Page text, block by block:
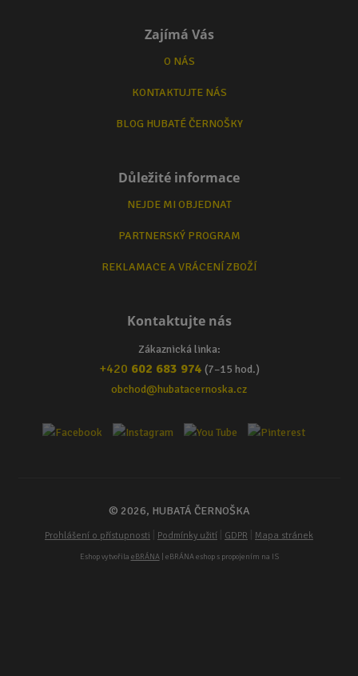
Zajímá Vás
O NÁS
KONTAKTUJTE NÁS
BLOG HUBATÉ ČERNOŠKY
Důležité informace
NEJDE MI OBJEDNAT
PARTNERSKÝ PROGRAM
REKLAMACE A VRÁCENÍ ZBOŽÍ
Kontaktujte nás
Zákaznická linka:
+420 602 683 974 (7–15 hod.)
obchod@hubatacernoska.cz
© 2026, HUBATÁ ČERNOŠKA
Prohlášení o přístupnosti Podmínky užití GDPR Mapa stránek
Eshop vytvořila eBRÁNA| eBRÁNA eshop s propojením na IS